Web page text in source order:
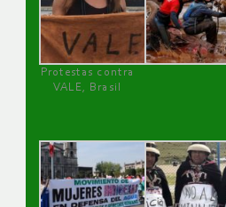
Protestas contra
VALE, Brasil